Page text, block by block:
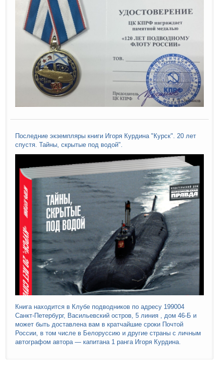
Последние экземпляры книги Игоря Курдина "Курск". 20 лет
спустя. Тайны, скрытые под водой".
Книга находится в Клубе подводников по адресу 199004
Санкт-Петербург, Васильевский остров, 5 линия , дом 46-Б и
может быть доставлена вам в кратчайшие сроки Почтой
России, в том числе в Белоруссию и другие страны с личным
автографом автора — капитана 1 ранга Игоря Курдина.